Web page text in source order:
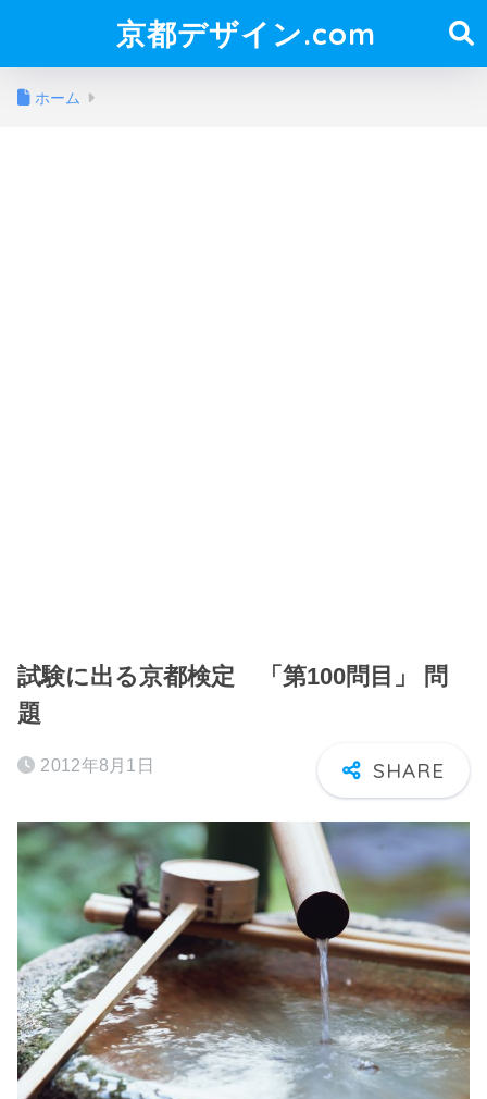
京都デザイン.com
ホーム
試験に出る京都検定 「第100問目」 問
題
2012年8月1日